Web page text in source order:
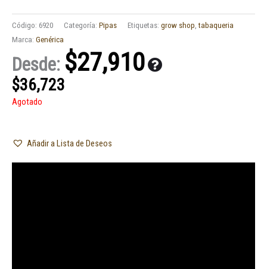
Código: 6920 Categoría: Pipas Etiquetas: grow shop ,tabaqueria
Marca: Genérica
Desde: $27,910
$36,723
Agotado
Añadir a Lista de Deseos